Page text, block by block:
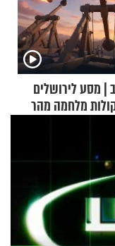
מסע לירושלים
מלחמה מהר